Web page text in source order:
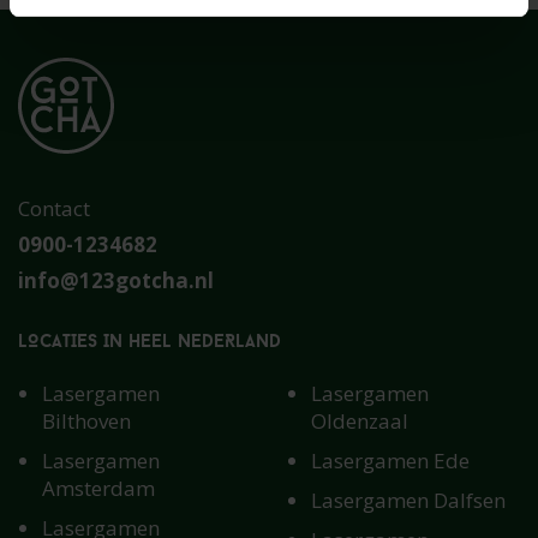
Contact
0900-1234682
info@123gotcha.nl
LOCATIES IN HEEL NEDERLAND
Lasergamen
Bilthoven
Lasergamen
Amsterdam
Lasergamen
Lasergamen
Oldenzaal
Lasergamen Ede
Lasergamen Dalfsen